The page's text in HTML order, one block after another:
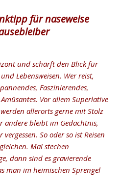
für naseweise
und schärft den Blick für
Lebensweisen. Wer reist,
Faszinierendes,
Vor allem Superlative
allerorts gerne mit Stolz
andere bleibt im Gedächtnis,
So oder so ist Reisen
Mal stechen
dann sind es gravierende
man im heimischen Sprengel